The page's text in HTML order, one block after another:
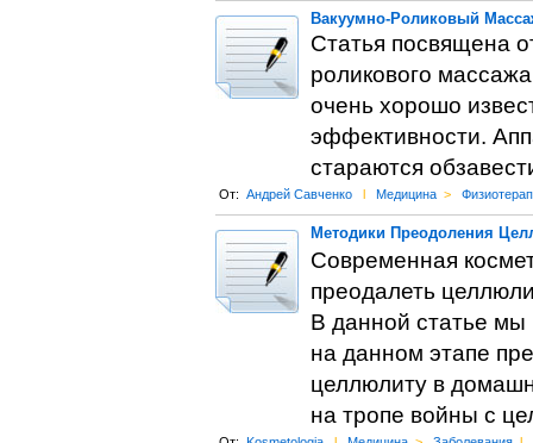
Вакуумно-Роликовый
Статья посвящена
роликового
очень хорошо
эффективности.
стараются
От: Андрей Савченко l Медицина >
Методики Преодоления
Современная
преодалеть
В данной статье
на данном этапе
целлюлиту в
на тропе войны с